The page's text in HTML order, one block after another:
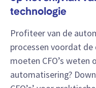
technologie
Profiteer van de
processen voordat
moeten CFO’s
automatisering?